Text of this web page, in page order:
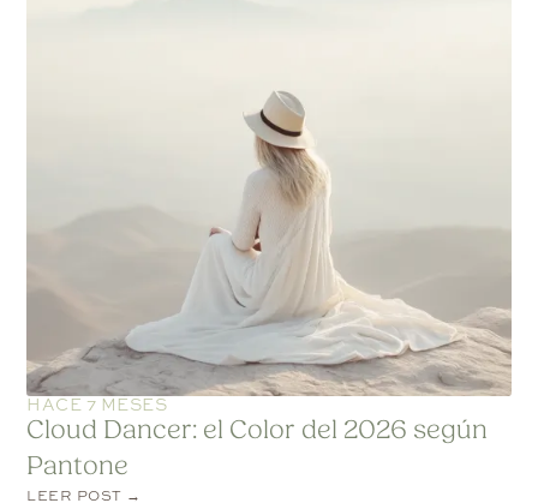
HACE 7 MESES
Cloud Dancer: el Color del 2026 según
Pantone
LEER POST →